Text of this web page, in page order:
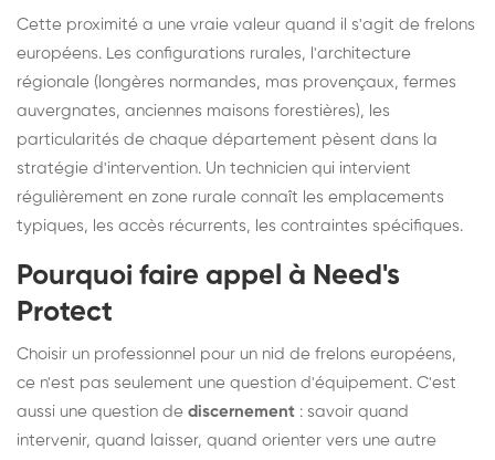
Cette proximité a une vraie valeur quand il s'agit de frelons
européens. Les configurations rurales, l'architecture
régionale (longères normandes, mas provençaux, fermes
auvergnates, anciennes maisons forestières), les
particularités de chaque département pèsent dans la
stratégie d'intervention. Un technicien qui intervient
régulièrement en zone rurale connaît les emplacements
typiques, les accès récurrents, les contraintes spécifiques.
Pourquoi faire appel à Need's
Protect
Choisir un professionnel pour un nid de frelons européens,
ce n'est pas seulement une question d'équipement. C'est
aussi une question de discernement : savoir quand
intervenir, quand laisser, quand orienter vers une autre